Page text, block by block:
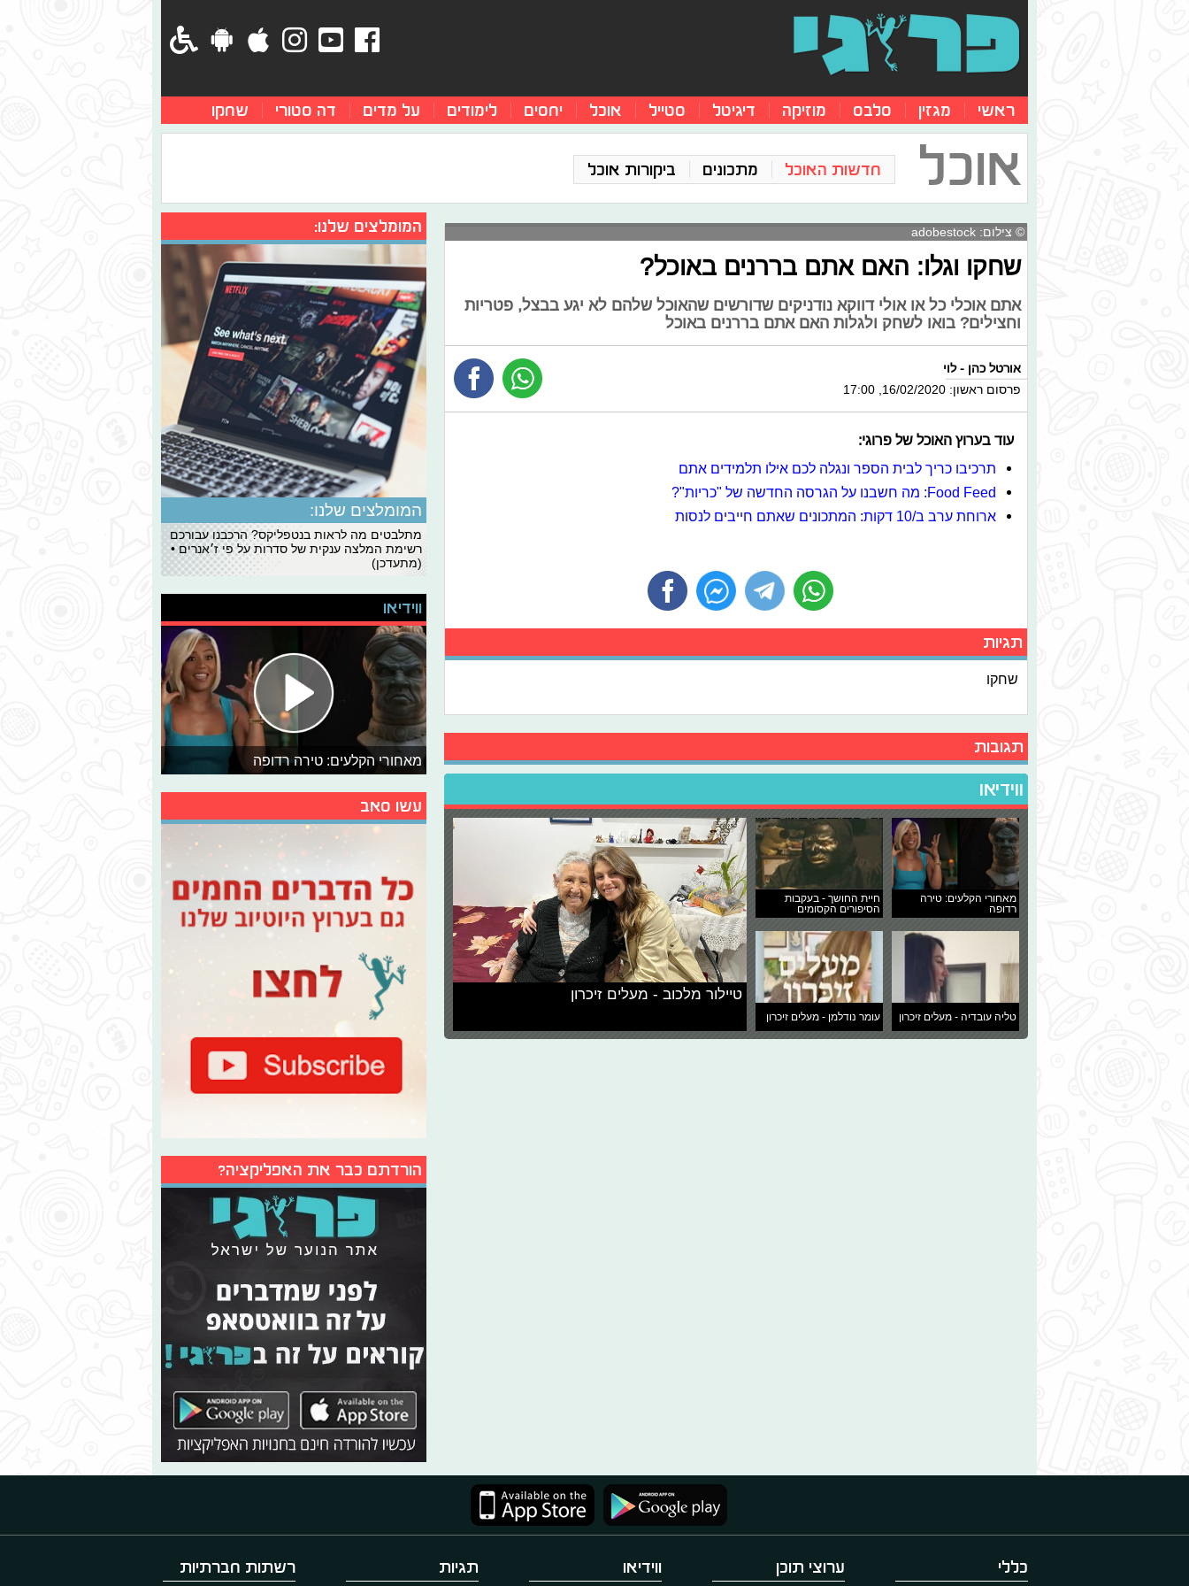
ראשי מגזין סלבס מוזיקה דיגיטל סטייל אוכל יחסים לימודים על מדים דה סטורי שחקו
אוכל חדשות האוכל מתכונים ביקורות אוכל
© צילום: adobestock
שחקו וגלו: האם אתם בררנים באוכל?
אתם אוכלי כל או אולי דווקא נודניקים שדורשים שהאוכל שלהם לא יגע בבצל, פטריות
וחצילים? בואו לשחק ולגלות האם אתם בררנים באוכל
אורטל כהן - לוי
פרסום ראשון: 16/02/2020, 17:00
עוד בערוץ האוכל של פרוגי:
תרכיבו כריך לבית הספר ונגלה לכם אילו תלמידים אתם
Food Feed: מה חשבנו על הגרסה החדשה של "כריות"?
ארוחת ערב ב/10 דקות: המתכונים שאתם חייבים לנסות
תגיות
שחקו
תגובות
ווידיאו
מאחורי הקלעים: טירה
רדופה
חיית החושך - בעקבות
הסיפורים הקסומים
טליה עובדיה - מעלים זיכרון עומר נודלמן - מעלים זיכרון
טיילור מלכוב - מעלים זיכרון
המומלצים שלנו:
המומלצים שלנו:
מתלבטים מה לראות בנטפליקס? הרכבנו עבורכם
רשימת המלצה ענקית של סדרות על פי ז׳אנרים •
(מתעדכן)
ווידיאו
מאחורי הקלעים: טירה רדופה
עשו סאב
הורדתם כבר את האפליקציה?
כללי ערוצי תוכן ווידיאו תגיות רשתות חברתיות